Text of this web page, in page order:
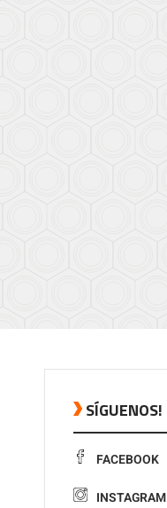
SÍGUENOS!
FACEBOOK
INSTAGRAM